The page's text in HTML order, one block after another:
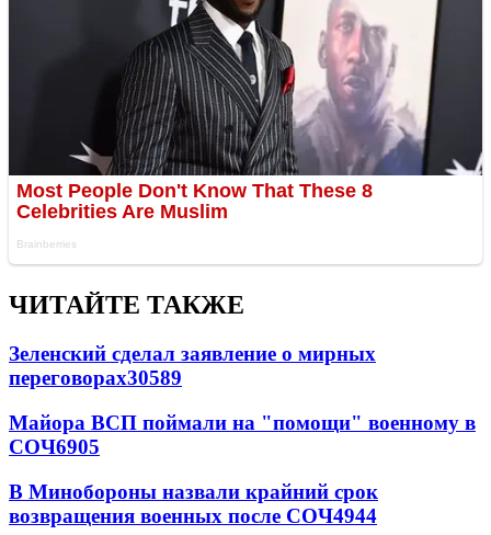
ЧИТАЙТЕ ТАКЖЕ
Зеленский сделал заявление о мирных
переговорах30589
Майора ВСП поймали на "помощи" военному в
СОЧ6905
В Минобороны назвали крайний срок
возвращения военных после СОЧ4944